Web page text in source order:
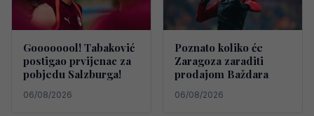
Goooooool! Tabaković
postigao prvijenac za
pobjedu Salzburga!
06/08/2026
Poznato koliko će
Zaragoza zaraditi
prodajom Baždara
06/08/2026